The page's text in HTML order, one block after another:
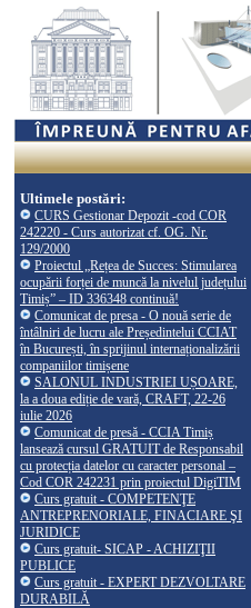
Ultimele postări:
CURS Gestionar Depozit -cod COR
242220 - Curs autorizat cf. OG. Nr.
129/2000
Proiectul „Rețea de Succes: Stimularea
ocupării forței de muncă la nivelul județului
Timiș” – ID 336348 continuă!
Comunicat de presa - O nouă serie de
întâlniri de lucru ale Președintelui CCIAT
în București, în sprijinul internaționalizării
companiilor timișene
SALONUL INDUSTRIEI UȘOARE,
la a doua ediție de vară, CRAFT, 22-26
iulie 2026
Comunicat de presă - CCIA Timiș
lansează cursul GRATUIT de Responsabil
cu protecția datelor cu caracter personal –
Cod COR 242231 prin proiectul DigiTIM
Curs gratuit - COMPETENŢE
ANTREPRENORIALE, FINACIARE ŞI
JURIDICE
Curs gratuit- SICAP - ACHIZIŢII
PUBLICE
Curs gratuit - EXPERT DEZVOLTARE
DURABILĂ